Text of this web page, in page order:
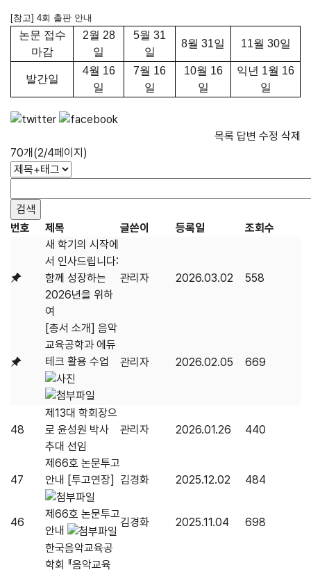
[참고] 4회 출판 안내
논문 접수
마감
2월 28
일
5월 31
일
8월 31일 11월 30일
발간일
4월 16
일
7월 16
일
10월 16
일
익년 1월 16
일
목록 답변 수정 삭제
70개(2/4페이지)
번호 제목 글쓴이 등록일
조회수
새 학기의 시작에
서 인사드립니다:
함께 성장하는
2026년을 위하
여
관리자 2026.03.02 558
[총서 소개] 음악
교육공학과 에듀
테크 활용 수업
관리자 2026.02.05 669
48
제13대 학회장으
로 윤성원 박사
추대 선임
관리자 2026.01.26 440
47
제66호 논문투고
안내 [투고연장]
김경화 2025.12.02 484
46
제66호 논문투고
안내
김경화 2025.11.04 698
한국음악교육공
학회 『음악교육